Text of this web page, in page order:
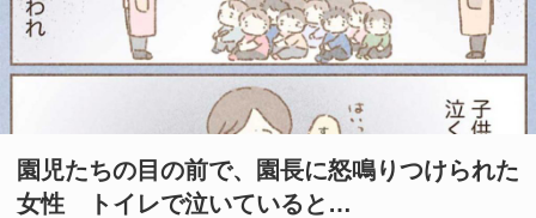
園児たちの目の前で、園長に怒鳴りつけられた
女性 トイレで泣いていると…